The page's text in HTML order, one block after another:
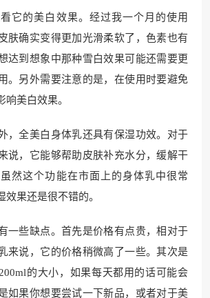
它的美白效果。经过我一个月的使用
肤确实变得更加光滑柔软了，色素也有
达到想象中那种雪白效果可能还需要更
。另外需要注意的是，在使用时要避免
响美白效果。
，全美白身体乳还具有保湿功效。对于
说，它能够帮助皮肤补充水分，缓解干
然这个功能在市面上的身体乳中很常
效果还是很不错的。
一些缺点。首先是价格有点贵，相对于
来说，它的价格稍微高了一些。其次是
的大小，如果每天都用的话可能会
如果你想要尝试一下新品，或者对于美